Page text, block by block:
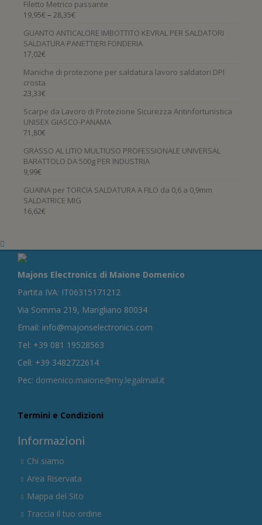
Filetto Metrico passante
19,95€ – 28,35€
GUANTO ANTICALORE IMBOTTITO KEVRAL PER SALDATORI
SALDATURA PANETTIERI FONDERIA
17,02€
Maniche di protezione per saldatura lavoro saldatori DPI
crosta
23,33€
Scarpe da Lavoro di Protezione Sicurezza Antinfortunistica
UNISEX GIASCO-PANAMA
71,80€
GRASSO AL LITIO MULTIUSO PROFESSIONALE UNIVERSAL
BARATTOLO DA 500g PER INDUSTRIA
9,99€
GUAINA per TORCIA SALDATURA A FILO da 0,6 a 0,9mm
SALDATRICE MIG
16,62€
Majons Electronics di Maione Domenico
Partita IVA: IT06315171212
Via Somma 219, Marigliano 80034
Email: info@majonselectronics.com
Tel: +39 081 19528563
Cell: +39 3482722614
Pec: domenico.maione@my.legalmail.it
Termini e Condizioni
Informazioni
Chi siamo
Area Riservata
Mappa del Sito
Traccia il tuo ordine